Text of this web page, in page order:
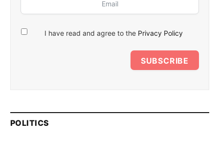
I have read and agree to the Privacy Policy
SUBSCRIBE
POLITICS